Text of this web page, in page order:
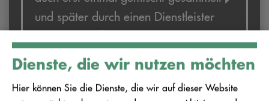
trennen und diese einer möglichst
berücksichtigen und die darin
festgeschriebenen Aufgaben zu
erfüllen.
Die Ausgestaltung der Aufgaben und
und entsorgen lassen:
Papier, Pappe und Karton
Glas
und später durch einen Dienstleister
entsorgt werden?
Ziel der Gesetzgebung ist es, dass
mehr Abfälle stofflich verwertet
Welche Fraktionen sind bei Bau- und
Dienste, die wir nutzen möchten
Hier können Sie die Dienste, die wir auf dieser Website